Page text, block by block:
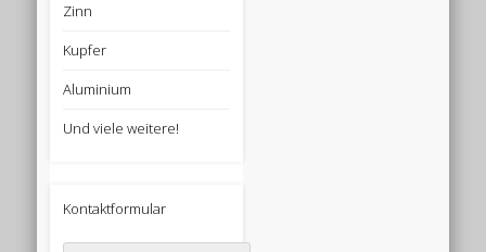
Zinn
Kupfer
Aluminium
Und viele weitere!
Kontaktformular